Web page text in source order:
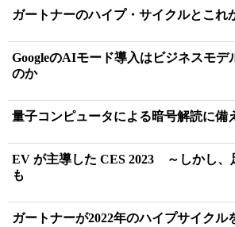
ガートナーのハイプ・サイクルとこれ
GoogleのAIモード導入はビジネスモデ
のか
量子コンピュータによる暗号解読に備
EV が主導した CES 2023 ～しかし、
も
ガートナーが2022年のハイプサイクル